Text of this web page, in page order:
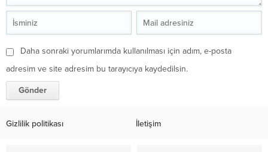
Daha sonraki yorumlarımda kullanılması için adım, e-posta
adresim ve site adresim bu tarayıcıya kaydedilsin.
Gizlilik politikası İletişim